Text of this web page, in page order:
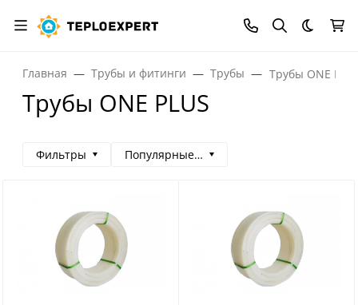
Темная
Главная Трубы и фитинги Трубы Трубы ONE
Трубы ONE PLUS
Фильтры Популярные сначала